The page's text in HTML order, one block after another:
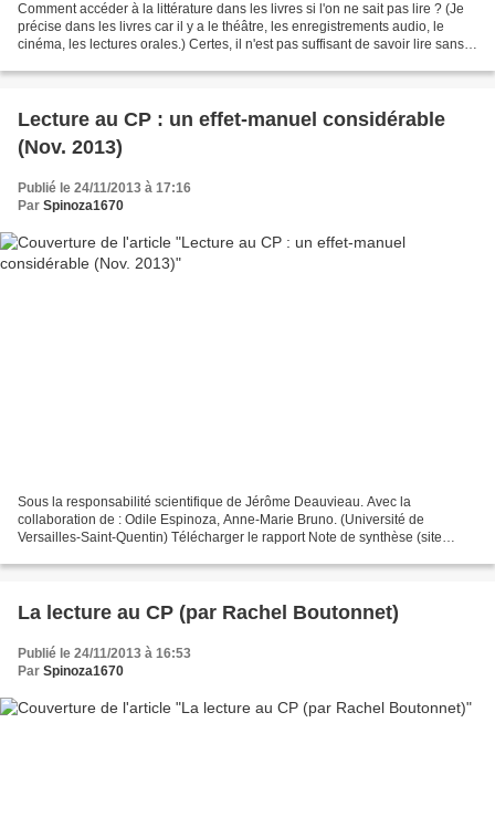
Comment accéder à la littérature dans les livres si l'on ne sait pas lire ? (Je
précise dans les livres car il y a le théâtre, les enregistrements audio, le
cinéma, les lectures orales.) Certes, il n'est pas suffisant de savoir lire sans
Lecture au CP : un effet-manuel considérable
(Nov. 2013)
Publié le 24/11/2013 à 17:16
Par Spinoza1670
Sous la responsabilité scientifique de Jérôme Deauvieau. Avec la
collaboration de : Odile Espinoza, Anne-Marie Bruno. (Université de
Versailles-Saint-Quentin) Télécharger le rapport Note de synthèse (site
La lecture au CP (par Rachel Boutonnet)
Publié le 24/11/2013 à 16:53
Par Spinoza1670